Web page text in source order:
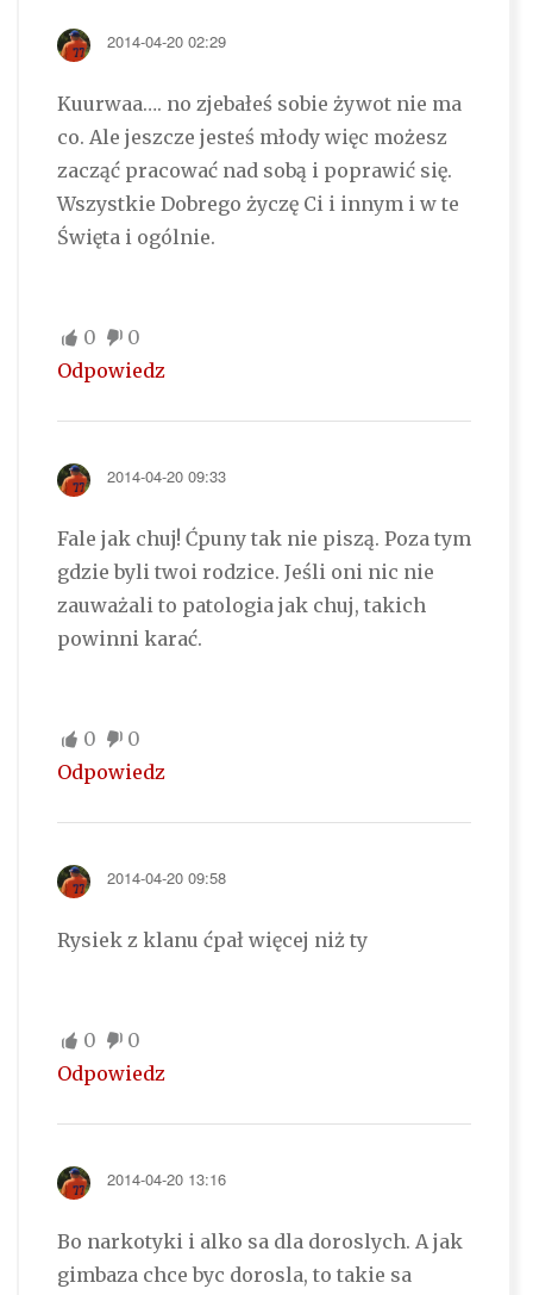
2014-04-20 02:29
Kuurwaa…. no zjebałeś sobie żywot nie ma
co. Ale jeszcze jesteś młody więc możesz
zacząć pracować nad sobą i poprawić się.
Wszystkie Dobrego życzę Ci i innym i w te
Święta i ogólnie.
0
0
Odpowiedz
2014-04-20 09:33
Fale jak chuj! Ćpuny tak nie piszą. Poza tym
gdzie byli twoi rodzice. Jeśli oni nic nie
zauważali to patologia jak chuj, takich
powinni karać.
0
0
Odpowiedz
2014-04-20 09:58
Rysiek z klanu ćpał więcej niż ty
0
0
Odpowiedz
2014-04-20 13:16
Bo narkotyki i alko sa dla doroslych. A jak
gimbaza chce byc dorosla, to takie sa